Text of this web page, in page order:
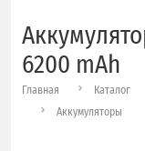
6200 mAh
Главная Каталог
Аккумуляторы